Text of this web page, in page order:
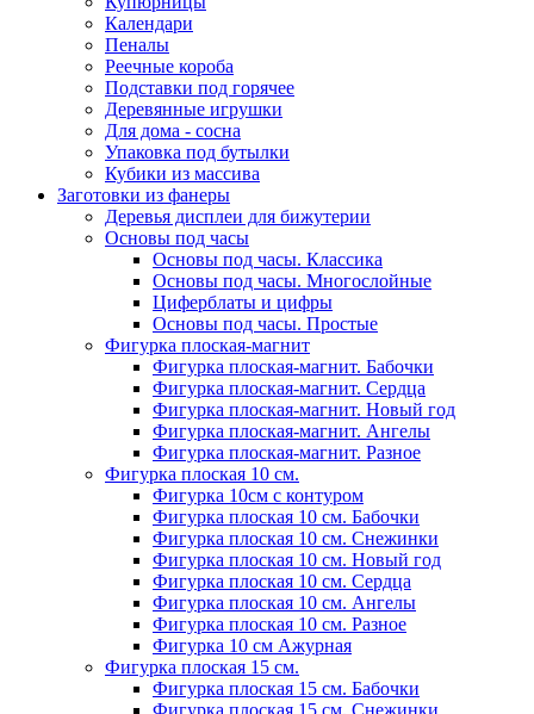
Календари
Пеналы
Реечные короба
Подставки под горячее
Деревянные игрушки
Для дома - сосна
Упаковка под бутылки
Кубики из массива
Заготовки из фанеры
Деревья дисплеи для бижутерии
Основы под часы
Основы под часы. Классика
Основы под часы. Многослойные
Циферблаты и цифры
Основы под часы. Простые
Фигурка плоская-магнит
Фигурка плоская-магнит. Бабочки
Фигурка плоская-магнит. Сердца
Фигурка плоская-магнит. Новый год
Фигурка плоская-магнит. Ангелы
Фигурка плоская-магнит. Разное
Фигурка плоская 10 см.
Фигурка 10см с контуром
Фигурка плоская 10 см. Бабочки
Фигурка плоская 10 см. Снежинки
Фигурка плоская 10 см. Новый год
Фигурка плоская 10 см. Сердца
Фигурка плоская 10 см. Ангелы
Фигурка плоская 10 см. Разное
Фигурка 10 см Ажурная
Фигурка плоская 15 см.
Фигурка плоская 15 см. Бабочки
Фигурка плоская 15 см. Снежинки